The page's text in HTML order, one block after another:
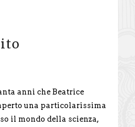
anni che Beatrice
una particolarissima
il mondo della scienza,